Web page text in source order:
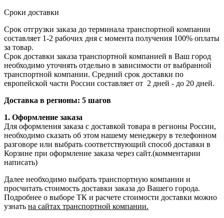
Сроки доставки
Срок отгрузки заказа до терминала транспортной компании
составляет 1-2 рабочих дня с момента получения 100% оплаты
за товар.
Срок доставки заказа транспортной компанией в Ваш город
необходимо уточнять отдельно в зависимости от выбранной
транспортной компании. Средний срок доставки по
европейской части России составляет от 2 дней - до 20 дней.
Доставка в регионы: 5 шагов
1. Оформление заказа
Для оформления заказа с доставкой товара в регионы России,
необходимо сказать об этом нашему менеджеру в телефонном
разговоре или выбрать соответствующий способ доставки в
Корзине при оформление заказа через сайт.(комментарии
написать)
Далее необходимо выбрать транспортную компании и
просчитать стоимость доставки заказа до Вашего города.
Подробнее о выборе ТК и расчете стоимости доставки можно
узнать на сайтах транспортной компании.